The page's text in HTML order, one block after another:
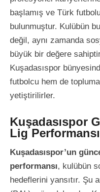
başlamış ve Türk
bulunmuştur. Kulübün
değil, aynı zamanda
büyük bir değere
Kuşadasıspor
futbolcu hem de
yetiştirilirler.
Kuşadasıspor
Lig Performansı
Kuşadasıspor’un
performansı, kulübün
hedeflerini yansıtır. Şu